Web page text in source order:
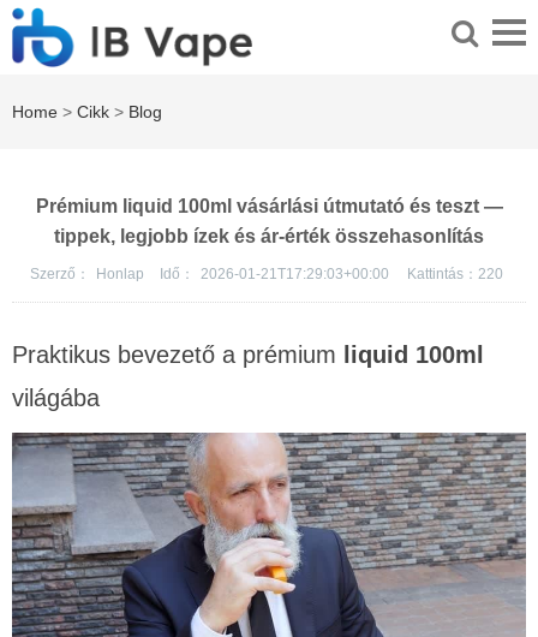
Home > Cikk > Blog
Prémium liquid 100ml vásárlási útmutató és teszt —
tippek, legjobb ízek és ár-érték összehasonlítás
Szerző： Honlap Idő： 2026-01-21T17:29:03+00:00 Kattintás： 220
Praktikus bevezető a prémium
liquid 100ml
világába